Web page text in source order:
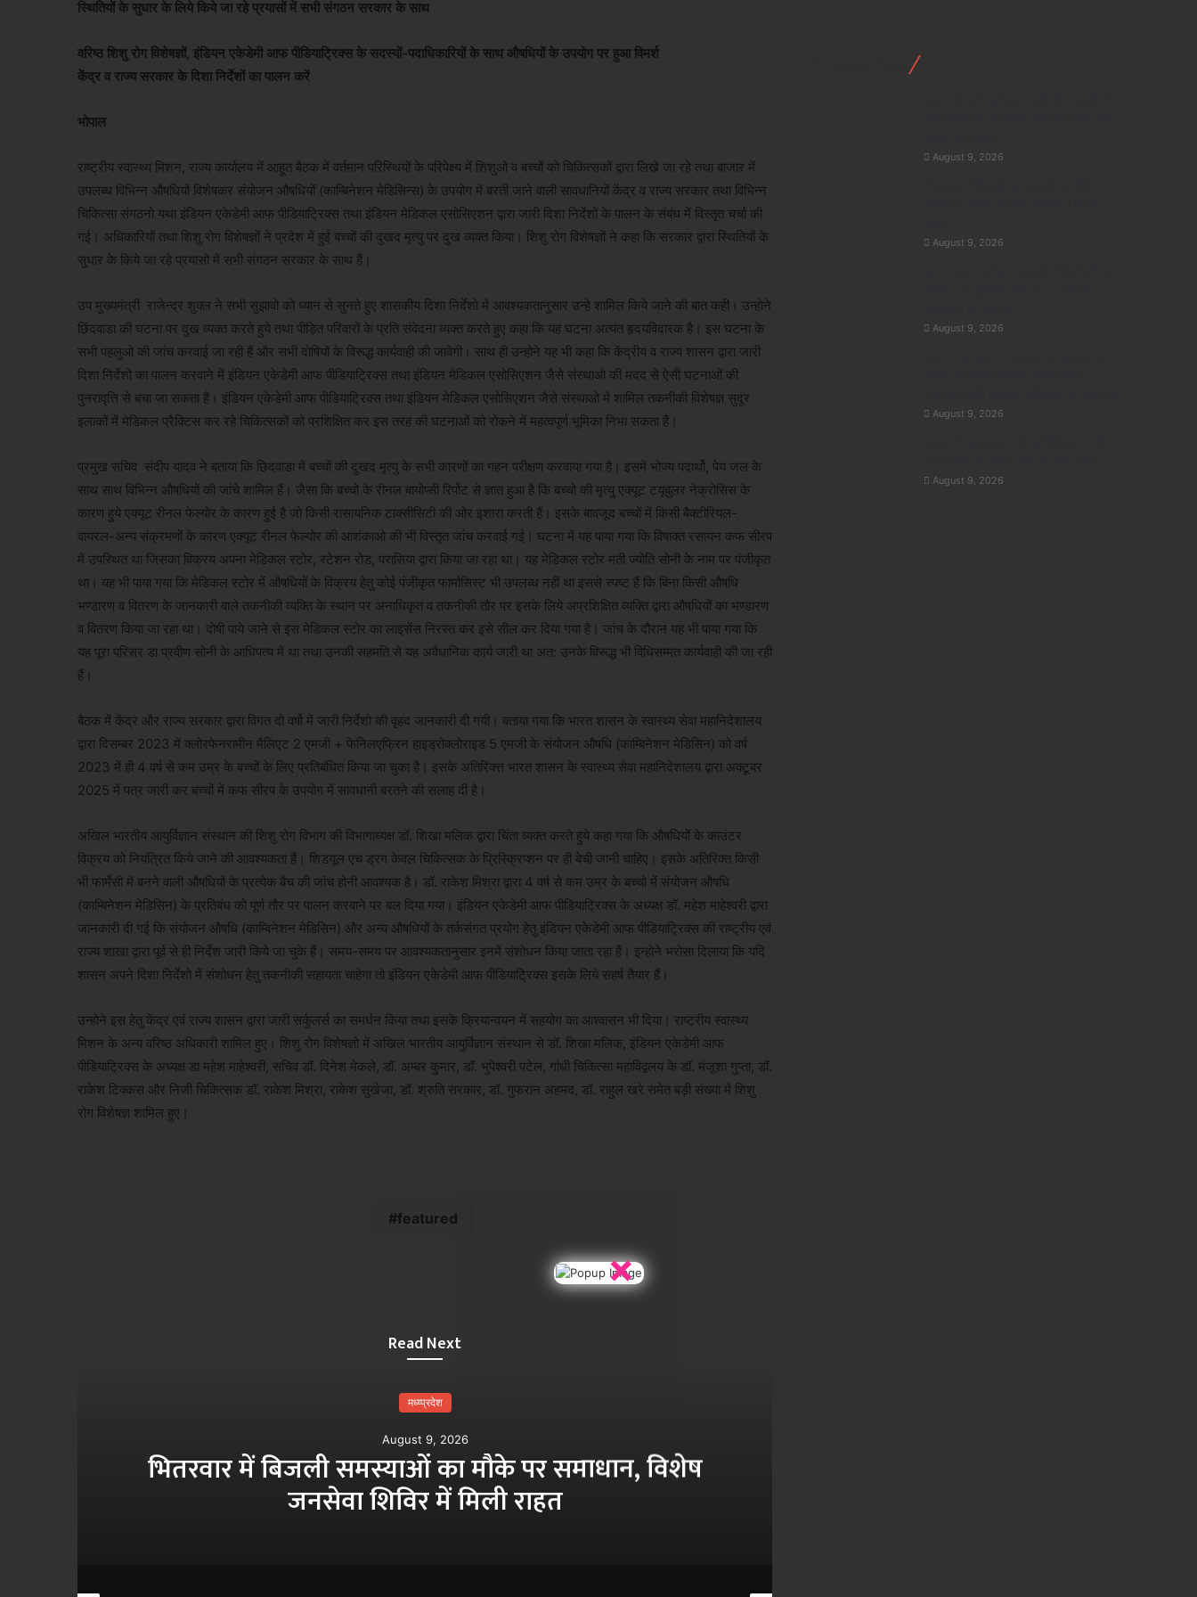
स्थितियों के सुधार के लिये किये जा रहे प्रयासों में सभी संगठन सरकार के साथ
वरिष्ठ शिशु रोग विशेषज्ञों, इंडियन एकेडेमी आफ पीडियाट्रिक्स के सदस्यों-पदाधिकारियों के साथ औषधियों के उपयोग पर हुआ विमर्श
केंद्र व राज्य सरकार के दिशा निर्देशों का पालन करें
भोपाल
राष्ट्रीय स्वास्थ्य मिशन, राज्य कार्यालय में आहूत बैठक में वर्तमान परिस्थियों के परिपेक्ष्य में शिशुओ व बच्चों को चिकित्सकों द्वारा लिखे जा रहे तथा बाजार में
उपलब्ध विभिन्न औषधियों विशेषकर संयोजन औषधियों (काम्बिनेशन मेडिसिन्स) के उपयोग में बरती जाने वाली सावधानियों केंद्र व राज्य सरकार तथा विभिन्न
चिकित्सा संगठनो यथा इंडियन एकेडेमी आफ पीडियाट्रिक्स तथा इंडियन मेडिकल एसोसिएशन द्वारा जारी दिशा निर्देशों के पालन के संबंध में विस्तृत चर्चा की
गई। अधिकारियों तथा शिशु रोग विशेषज्ञों ने प्रदेश में हुई बच्चों की दुखद मृत्यु पर दुख व्यक्त किया। शिशु रोग विशेषज्ञों ने कहा कि सरकार द्वारा स्थितियों के
सुधार के किये जा रहे प्रयासो में सभी संगठन सरकार के साथ हैं।
उप मुख्यमंत्री राजेन्द्र शुक्ल ने सभी सुझावो को ध्यान से सुनते हुए शासकीय दिशा निर्देशो में आवश्यकतानुसार उन्हे शामिल किये जाने की बात कही। उन्होने
छिंदवाडा की घटना पर दुख व्यक्त करते हुये तथा पीड़ित परिवारों के प्रति संवेदना व्यक्त करते हुए कहा कि यह घटना अत्यंत हृदयविदारक है। इस घटना के
सभी पहलुओ की जांच करवाई जा रही हैं और सभी दोषियों के विरूद्ध कार्यवाही की जावेगी। साथ ही उन्होने यह भी कहा कि केंद्रीय व राज्य शासन द्वारा जारी
दिशा निर्देशो का पालन करवाने में इंडियन एकेडेमी आफ पीडियाट्रिक्स तथा इंडियन मेडिकल एसोसिएशन जैसे संस्थाओ की मदद से ऐसी घटनाओं की
पुनरावृत्ति से बचा जा सकता हैं। इंडियन एकेडेमी आफ पीडियाट्रिक्स तथा इंडियन मेडिकल एसोसिएशन जैसे संस्थाओ में शामिल तकनीकी विशेषज्ञ सुदूर
इलाकों में मेडिकल प्रैक्टिस कर रहे चिकित्सकों को प्रशिक्षित कर इस तरह की घटनाओं को रोकने में महत्वपूर्ण भूमिका निभा सकता हैं।
प्रमुख सचिव संदीप यादव ने बताया कि छिदवाडा में बच्चों की दुखद मृत्यु के सभी कारणों का गहन परीक्षण करवाया गया है। इसमें भोज्य पदार्थो, पेय जल के
साथ साथ विभिन्न औषधियों की जांचे शामिल हैं। जैसा कि बच्चो के रीनल बायोप्सी रिर्पोट से ज्ञात हुआ है कि बच्चो की मृत्यु एक्यूट टयूबुलर नेक्रोसिस के
कारण हुये एक्यूट रीनल फेल्योर के कारण हुई है जो किसी रासायनिक टाक्सीसिटी की ओर इशारा करती हैं। इसके बावजूद बच्चों में किसी बैक्टीरियल-
वायरल-अन्य संक्रमणों के कारण एक्यूट रीनल फेल्योर की आशंकाओ की भी विस्तृत जांच करवाई गई। घटना में यह पाया गया कि विषाक्त रसायन कफ सीरप
में उपस्थित था जिसका विक्रय अपना मेडिकल स्टोर, स्टेशन रोड, परासिया द्वारा किया जा रहा था। यह मेडिकल स्टोर मती ज्योति सोनी के नाम पर पंजीकृत
था। यह भी पाया गया कि मेडिकल स्टोर में औषधियों के विक्रय हेतु कोई पंजीकृत फार्मासिस्ट भी उपलब्ध नहीं था इससे स्पष्ट हैं कि बिना किसी औषधि
भण्डारण व वितरण के जानकारी वाले तकनीकी व्यक्ति के स्थान पर अनाधिकृत व तकनीकी तौर पर इसके लिये अप्रशिक्षित व्यक्ति द्वारा औषधियों का भण्डारण
व वितरण किया जा रहा था। दोषी पाये जाने से इस मेडिकल स्टोर का लाइसेंस निरस्त कर इसे सील कर दिया गया है। जांच के दौरान यह भी पाया गया कि
यह पूरा परिसर डा प्रवीण सोनी के आधिपत्य में था तथा उनकी सहमति से यह अवैधानिक कार्य जारी था अत: उनके विरूद्ध भी विधिसम्मत कार्यवाही की जा रही
हैं।
बैठक में केंद्र और राज्य सरकार द्वारा विगत दो वर्षो में जारी निर्देशो की वृहद जानकारी दी गयी। बताया गया कि भारत शासन के स्वास्थ्य सेवा महानिदेशालय
द्वारा दिसम्बर 2023 में क्लोरफेनरामीन मैलिएट 2 एमजी + फेनिलएफ्रिन हाइड्रोक्लोराइड 5 एमजी के संयोजन औषधि (काम्बिनेशन मेडिसिन) को वर्ष
2023 में ही 4 वर्ष से कम उम्र के बच्चों के लिए प्रतिबंधित किया जा चुका है। इसके अतिरिक्त्त भारत शासन के स्वास्थ्य सेवा महानिदेशालय द्वारा अक्टूबर
2025 में पत्र जारी कर बच्चों में कफ सीरप के उपयोग में सावधानी बरतने की सलाह दी है।
अखिल भारतीय आयुर्विज्ञान संस्थान की शिशु रोग विभाग की विभागाध्यक्ष डॉ. शिखा मलिक द्वारा चिंता व्यक्त करते हुये कहा गया कि औषधियों के काउंटर
विक्रय को नियंत्रित किये जाने की आवश्यकता हैं। शिडयूल एच ड्रग केवल चिकित्सक के प्रिस्क्रिप्शन पर ही बेची जानी चाहिए। इसके अतिरिक्त किसी
भी फार्मेसी में बनने वाली औषधियों के प्रत्येक बैच की जांच होनी आवश्यक है। डॉ. राकेश मिश्रा द्वारा 4 वर्ष से कम उम्र के बच्चो में संयोजन औषधि
(काम्बिनेशन मेडिसिन) के प्रतिबंध को पूर्ण तौर पर पालन करवाने पर बल दिया गया। इंडियन एकेडेमी आफ पीडियाट्रिक्स के अध्यक्ष डॉ. महेश माहेश्वरी द्वारा
जानकारी दी गई कि संयोजन औषधि (काम्बिनेशन मेडिसिन) और अन्य औषधियों के तर्कसंगत प्रयोग हेतु इंडियन एकेडेमी आफ पीडियाट्रिक्स की राष्ट्रीय एवं
राज्य शाखा द्वारा पूर्व से ही निर्देश जारी किये जा चुके हैं। समय-समय पर आवश्यकतानुसार इनमें संशोधन किया जाता रहा हैं। इन्होने भरोसा दिलाया कि यदि
शासन अपने दिशा निर्देशो में संशोधन हेतु तकनीकी सहायता चाहेगा तो इंडियन एकेडेमी आफ पीडियाट्रिक्स इसके लिये सहर्ष तैयार हैं।
उन्होने इस हेतु केंद्र एवं राज्य शासन द्वारा जारी सर्कुलर्स का समर्धन किया तथा इसके क्रियान्वयन में सहयोग का आश्वासन भी दिया। राष्ट्रीय स्वास्थ्य
मिशन के अन्य वरिष्ठ अधिकारी शामिल हुए। शिशु रोग विशेषज्ञो में अखिल भारतीय आयुर्विज्ञान संस्थान से डॉ. शिखा मलिक, इंडियन एकेडेमी आफ
पीडियाट्रिक्स के अध्यक्ष डा महेश माहेश्वरी, सचिव डॉ. दिनेश मेकले, डॉ. अम्बर कुमार, डॉ. भुपेश्वरी पटेल, गांधी चिकित्सा महाविद्वलय के डॉ. मंजूशा गुप्ता, डॉ.
राकेश टिक्कस और निजी चिकित्सक डॉ. राकेश मिश्रा, राकेश सुखेजा, डॉ. श्रुति सरकार, डॉ. गुफरान अहमद, डॉ. राहुल खरे समेत बड़ी संख्या में शिशु
रोग विशेषज्ञ शामिल हुए।
featured
Read Next
मध्य्प्रदेश
August 9, 2026
MP PWD में प्रमोशन फाइलों में हेराफेरी का आरोप, PS सुखवीर
सिंह ने SO दयानंद उपाध्याय को हटाया
×
August 9, 2026
August 9, 2026
August 9, 2026
August 9, 2026
August 9, 2026